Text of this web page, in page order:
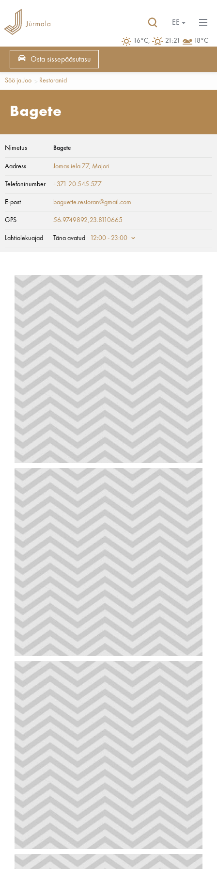
16°C, 21:21 18°C
EE
Osta sissepääsutasu
Söö ja Joo Restoranid
Bagete
Nimetus Bagete
Aadress Jomas iela 77, Majori
Telefoninumber +371 20 545 577
E-post baguette.restoran@gmail.com
GPS 56.9749892,23.8110665
Lahtiolekuajad Täna avatud 12:00 - 23:00